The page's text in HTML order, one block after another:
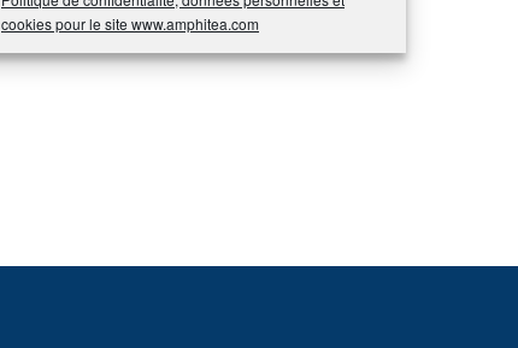
cookies pour le site www.amphitea.com